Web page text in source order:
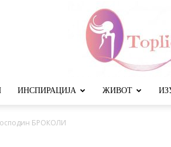
ИНСПИРАЦИЈА ЖИВОТ
БРОКОЛИ